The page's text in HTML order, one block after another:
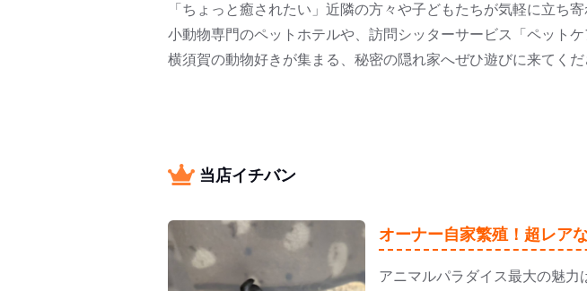
「ちょっと癒されたい」近隣の方々や子どもたちが気軽に立ち
小動物専門のペットホテルや、訪問シッターサービス「ペットケ
横須賀の動物好きが集まる、秘密の隠れ家へぜひ遊びに来てくだ
当店イチバン
オーナー自家繁殖！超レア
アニマルパラダイス最大の魅